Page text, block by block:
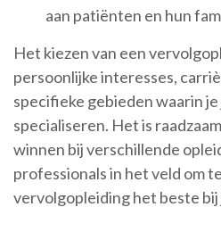
aan patiënten en hun
Het kiezen van een
persoonlijke interesses,
specifieke gebieden waarin
specialiseren. Het is
winnen bij verschillende
professionals in het veld om
vervolgopleiding het beste bij